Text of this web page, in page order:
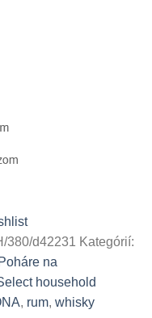
380/d42231 Kategórií:
Poháre na
household
, rum, whisky